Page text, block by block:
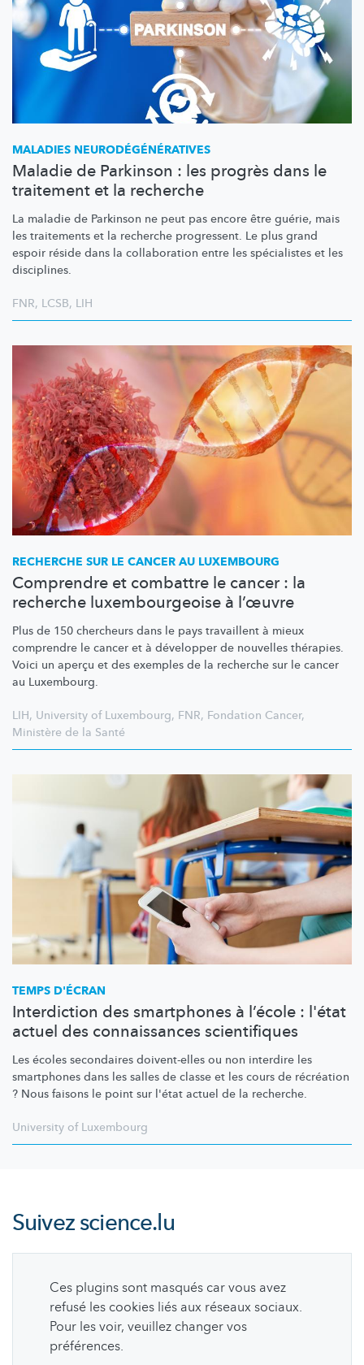
MALADIES NEURODÉGÉNÉRATIVES
Maladie de Parkinson : les progrès dans le
traitement et la recherche
La maladie de Parkinson ne peut pas encore être guérie, mais
les traitements et la recherche progressent. Le plus grand
espoir réside dans la collaboration entre les spécialistes et les
disciplines.
FNR, LCSB, LIH
RECHERCHE SUR LE CANCER AU LUXEMBOURG
Comprendre et combattre le cancer : la
recherche luxembourgeoise à l’œuvre
Plus de 150 chercheurs dans le pays travaillent à mieux
comprendre le cancer et à développer de nouvelles thérapies.
Voici un aperçu et des exemples de la recherche sur le cancer
au Luxembourg.
LIH, University of Luxembourg, FNR, Fondation Cancer,
Ministère de la Santé
TEMPS D'ÉCRAN
Interdiction des smartphones à l’école : l'état
actuel des connaissances scientifiques
Les écoles secondaires doivent-elles ou non interdire les
smartphones dans les salles de classe et les cours de récréation
? Nous faisons le point sur l'état actuel de la recherche.
University of Luxembourg
Suivezscience.lu
Ces plugins sont masqués car vous avez
refusé les cookies liés aux réseaux sociaux.
Pour les voir, veuillez changer vos
préférences.